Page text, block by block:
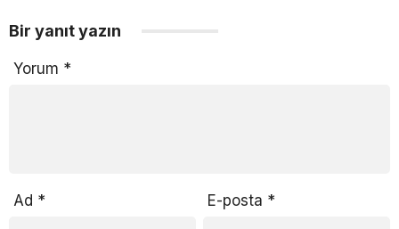
Bir yanıt yazın
Yorum *
Ad * E-posta *